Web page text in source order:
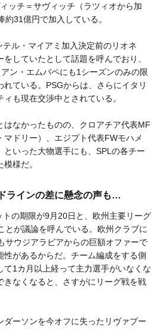
ッチ＝サヴィッチ（ラツィオから加
31億円で加入している。
ル・マイアミ加入決定前のリオネ
していたとして話題を呼んでおり、
ン・エムバペにも1シーズンのみの限
ている。PSGからは、さらにイタリ
も現在交渉中とされている。
なかったものの、クロアチア代表MF
マドリー）、エジプト代表FWモハメ
といった大物選手にも、SPLの各チー
様だ。
ラインの差に懸念の声も…
の期限が9月20日と、欧州主要リーグ
とが議論を呼んでいる。欧州クラブに
サウジアラビアからの巨額オファーで
性があるからだ。チーム編成をする側
1カ月以上経って主力選手がいなくな
きなくなると、さすがにリーグ戦を戦
ーソンを今オフに失ったリヴァプー